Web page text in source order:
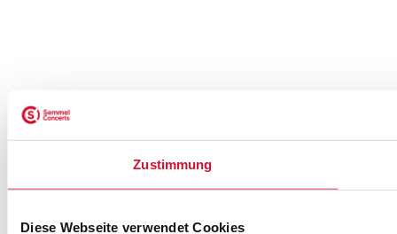
Zustimmung
Diese Webseite verwendet Cookies